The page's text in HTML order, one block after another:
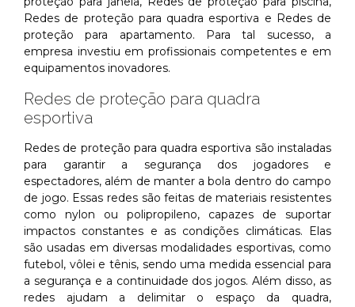
Redes de proteção para quadra esportiva e Redes de
proteção para apartamento. Para tal sucesso, a
empresa investiu em profissionais competentes e em
equipamentos inovadores.
Redes de proteção para quadra
esportiva
Redes de proteção para quadra esportiva são instaladas
para garantir a segurança dos jogadores e
espectadores, além de manter a bola dentro do campo
de jogo. Essas redes são feitas de materiais resistentes
como nylon ou polipropileno, capazes de suportar
impactos constantes e as condições climáticas. Elas
são usadas em diversas modalidades esportivas, como
futebol, vôlei e tênis, sendo uma medida essencial para
a segurança e a continuidade dos jogos. Além disso, as
redes ajudam a delimitar o espaço da quadra,